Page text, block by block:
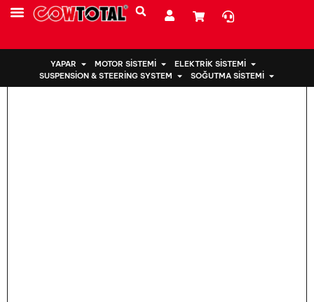
YAPAR MOTOR SISTEMI
ELEKTRIK SISTEMI
SUSPENSION & STEERING SYSTEM
SOĞUTMA SISTEMI
> Motor Takozu 12363-21050 Toyota için